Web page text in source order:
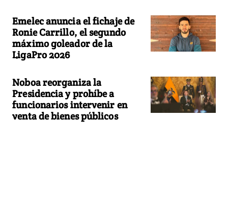
Emelec anuncia el fichaje de
Ronie Carrillo, el segundo
máximo goleador de la
LigaPro 2026
Noboa reorganiza la
Presidencia y prohíbe a
funcionarios intervenir en
venta de bienes públicos